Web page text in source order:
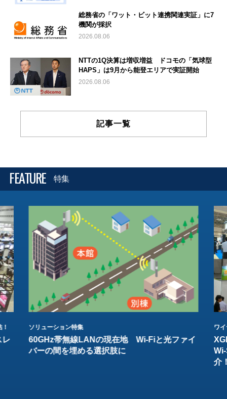
総務省の「ワット・ビット連携関連実証」に7
機関が採択
2026.08.06
NTTの1Q決算は増収増益 ドコモの「気球型
HAPS」は9月から能登エリアで実証開始
2026.08.06
記事一覧
FEATURE 特集
レ
ソリューション特集
60GHz帯無線LANの現在地 Wi-Fiと光ファイ
バーの間を埋める選択肢に
ワ
介